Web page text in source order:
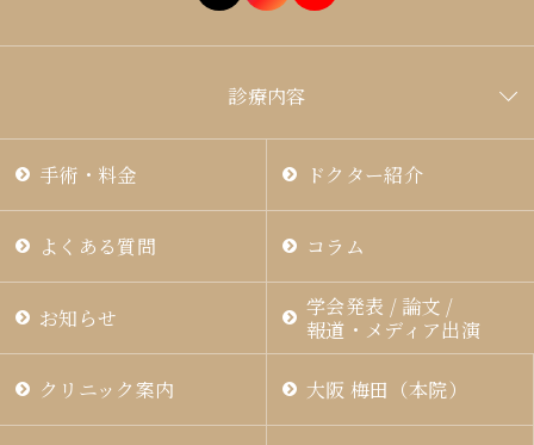
手術・料金 ドクター紹介
よくある質問 コラム
お知らせ
学会発表 / 論文 /
報道・メディア出演
クリニック案内 大阪 梅田（本院）
診療内容